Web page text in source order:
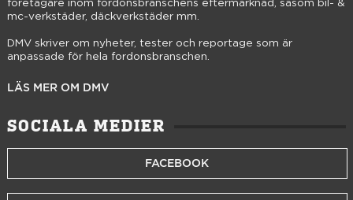
företagare inom fordonsbranschens eftermarknad, såsom bil- &
mc-verkstäder, däckverkstäder mm.
DMV skriver om nyheter, tester och reportage som är
anpassade för hela fordonsbranschen.
LÄS MER OM DMV
SOCIALA MEDIER
FACEBOOK